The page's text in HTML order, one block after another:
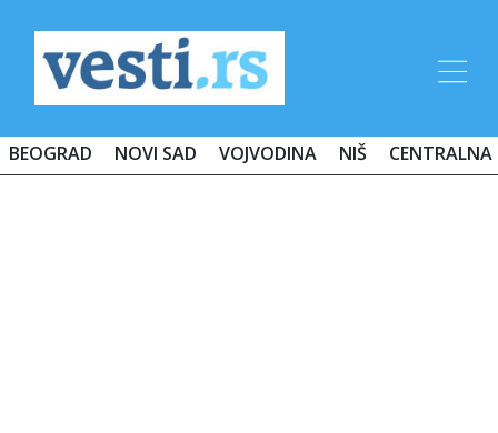
BEOGRAD NOVI SAD VOJVODINA NIŠ CENTRALNA